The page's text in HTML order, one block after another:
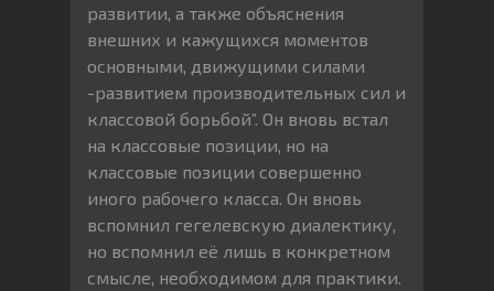
развитии, а также объяснения
внешних и кажущихся моментов
основными, движущими силами
-развитием производительных сил и
классовой борьбой”. Он вновь встал
на классовые позиции, но на
классовые позиции совершенно
иного рабочего класса. Он вновь
вспомнил гегелевскую диалектику,
но вспомнил её лишь в конкретном
смысле, необходимом для практики.